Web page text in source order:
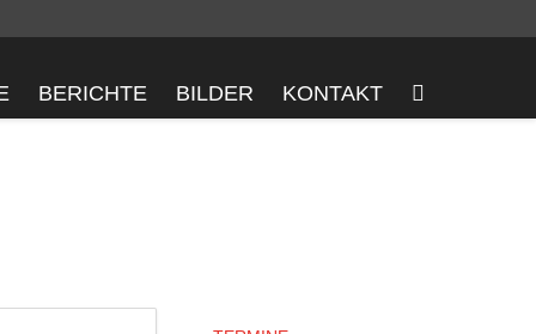
BERICHTE BILDER KONTAKT